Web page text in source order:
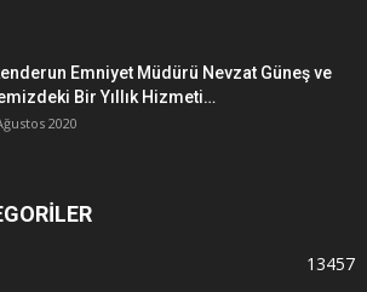
Emniyet Müdürü Nevzat Güneş ve
Bir Yıllık Hizmeti…
2020
13457